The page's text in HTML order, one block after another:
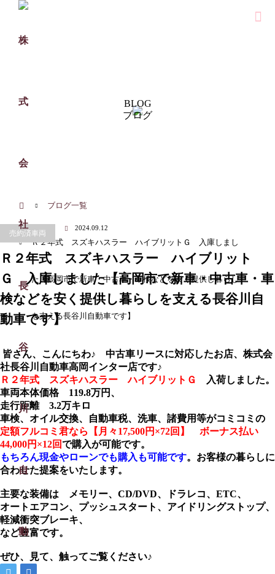
BLOG
ブログ
ブログ一覧
Ｒ２年式 スズキハスラー ハイブリットＧ 入庫しまし
た【高岡市で新車・中古車・車検などを安く提供し暮らし
を支える長谷川自動車です】
売約済車両
2024.09.12
Ｒ２年式 スズキハスラー ハイブリット
Ｇ 入庫しました【高岡市で新車・中古車・車
検などを安く提供し暮らしを支える長谷川自
動車です】
皆さん、こんにちわ♪ 中古車リースに対応したお店、株式会
社長谷川自動車高岡インター店です♪
Ｒ２年式 スズキハスラー ハイブリットＧ
入荷しました。
車両本体価格 119.8万円、
走行距離 3.2万キロ
車検、オイル交換、自動車税、洗車、諸費用等がコミコミの
定額フルコミ君なら【月々17,500円×72回】 ボーナス払い
44,000円×12回で購入が可能です。
もちろん現金やローンでも購入も可能です。お客様の暮らしに
合わせた提案をいたします。
主要な装備は メモリー、CD/DVD、ドラレコ、ETC、
オートエアコン、プッシュスタート、 アイドリングストップ、
軽減衝突ブレーキ、
など豊富です。
ぜひ、見て、触ってご覧ください♪